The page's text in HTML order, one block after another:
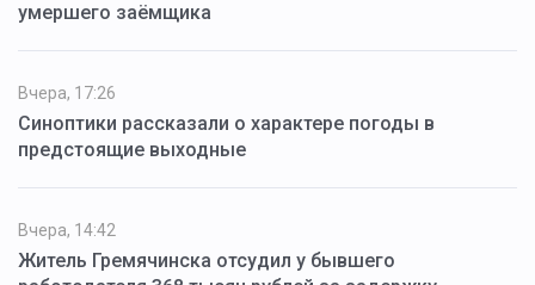
умершего заёмщика
Вчера, 17:26
Синоптики рассказали о характере погоды в
предстоящие выходные
Вчера, 14:42
Житель Гремячинска отсудил у бывшего